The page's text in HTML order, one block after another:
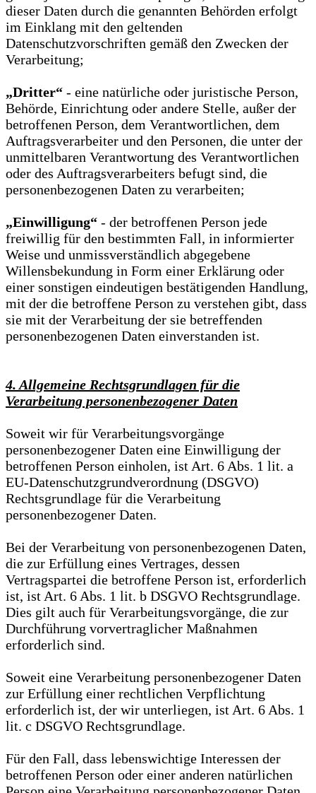
dieser Daten durch die genannten Behörden erfolgt
im Einklang mit den geltenden
Datenschutzvorschriften gemäß den Zwecken der
Verarbeitung;
„Dritter“ - eine natürliche oder juristische Person,
Behörde, Einrichtung oder andere Stelle, außer der
betroffenen Person, dem Verantwortlichen, dem
Auftragsverarbeiter und den Personen, die unter der
unmittelbaren Verantwortung des Verantwortlichen
oder des Auftragsverarbeiters befugt sind, die
personenbezogenen Daten zu verarbeiten;
„Einwilligung“ - der betroffenen Person jede
freiwillig für den bestimmten Fall, in informierter
Weise und unmissverständlich abgegebene
Willensbekundung in Form einer Erklärung oder
einer sonstigen eindeutigen bestätigenden Handlung,
mit der die betroffene Person zu verstehen gibt, dass
sie mit der Verarbeitung der sie betreffenden
personenbezogenen Daten einverstanden ist.
4. Allgemeine Rechtsgrundlagen für die
Verarbeitung personenbezogener Daten
Soweit wir für Verarbeitungsvorgänge
personenbezogener Daten eine Einwilligung der
betroffenen Person einholen, ist Art. 6 Abs. 1 lit. a
EU-Datenschutzgrundverordnung (DSGVO)
Rechtsgrundlage für die Verarbeitung
personenbezogener Daten.
Bei der Verarbeitung von personenbezogenen Daten,
die zur Erfüllung eines Vertrages, dessen
Vertragspartei die betroffene Person ist, erforderlich
ist, ist Art. 6 Abs. 1 lit. b DSGVO Rechtsgrundlage.
Dies gilt auch für Verarbeitungsvorgänge, die zur
Durchführung vorvertraglicher Maßnahmen
erforderlich sind.
Soweit eine Verarbeitung personenbezogener Daten
zur Erfüllung einer rechtlichen Verpflichtung
erforderlich ist, der wir unterliegen, ist Art. 6 Abs. 1
lit. c DSGVO Rechtsgrundlage.
Für den Fall, dass lebenswichtige Interessen der
betroffenen Person oder einer anderen natürlichen